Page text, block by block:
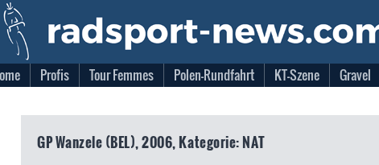
Profis Tour Femmes Polen-Rundfahrt KT-Szene Gravel
GP Wanzele (BEL), 2006, Kategorie: NAT